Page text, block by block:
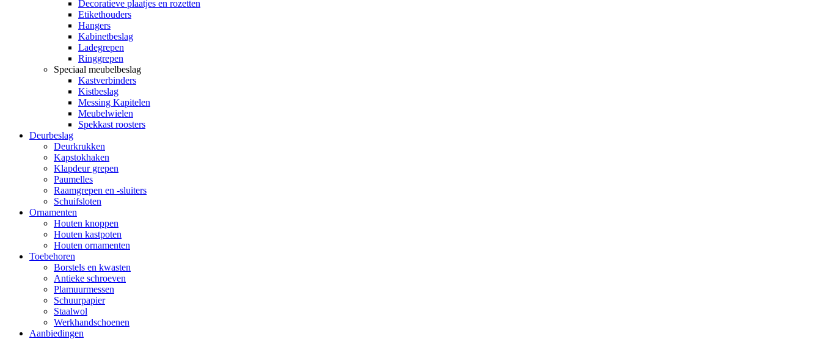
Decoratieve plaatjes en rozetten
Etikethouders
Hangers
Kabinetbeslag
Ladegrepen
Ringgrepen
Speciaal meubelbeslag
Kastverbinders
Kistbeslag
Messing Kapitelen
Meubelwielen
Spekkast roosters
Deurbeslag
Deurkrukken
Kapstokhaken
Klapdeur grepen
Paumelles
Raamgrepen en -sluiters
Schuifsloten
Ornamenten
Houten knoppen
Houten kastpoten
Houten ornamenten
Toebehoren
Borstels en kwasten
Antieke schroeven
Plamuurmessen
Schuurpapier
Staalwol
Werkhandschoenen
Aanbiedingen